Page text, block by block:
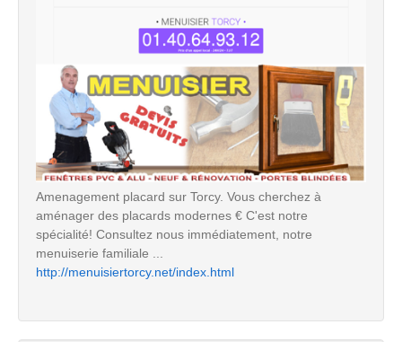
Amenagement placard sur Torcy. Vous cherchez à
aménager des placards modernes € C'est notre
spécialité! Consultez nous immédiatement, notre
menuiserie familiale ...
http://menuisiertorcy.net/index.html